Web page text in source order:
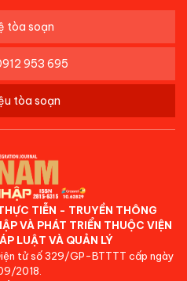
tòa soạn
953 695
tòa soạn
TIỄN - TRUYỀN THÔNG
VÀ PHÁT TRIỂN THUỘC VIỆN
LUẬT VÀ QUẢN LÝ
tử số 329/GP-BTTTT cấp ngày
2018.